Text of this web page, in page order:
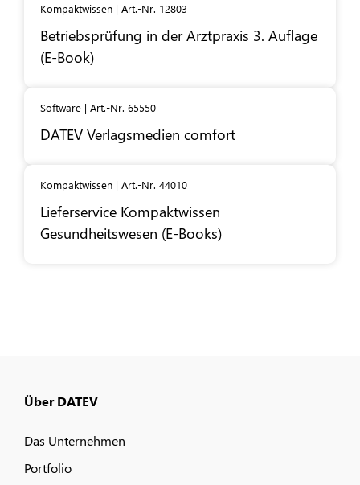
Kompaktwissen | Art.-Nr. 12803
Betriebsprüfung in der Arztpraxis 3. Auflage
(E-Book)
Software | Art.-Nr. 65550
DATEV Verlagsmedien comfort
Kompaktwissen | Art.-Nr. 44010
Lieferservice Kompaktwissen
Gesundheitswesen (E-Books)
Über DATEV
Das Unternehmen
Portfolio